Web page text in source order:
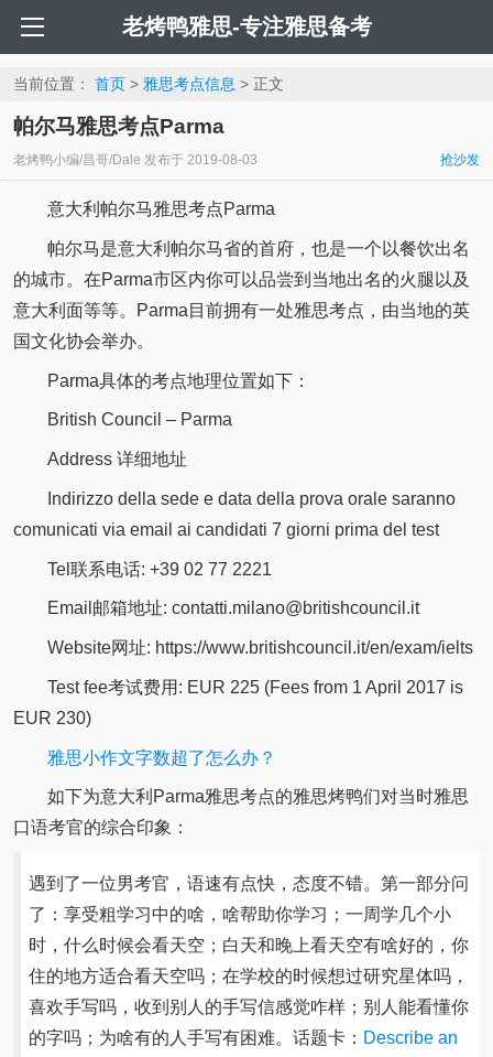
老烤鸭雅思-专注雅思备考
当前位置： 首页> 雅思考点信息 > 正文
帕尔马雅思考点Parma
老烤鸭小编/昌哥/Dale 发布于 2019-08-03 抢沙发
意大利帕尔马雅思考点Parma
帕尔马是意大利帕尔马省的首府，也是一个以餐饮出名
的城市。在Parma市区内你可以品尝到当地出名的火腿以及
意大利面等等。Parma目前拥有一处雅思考点，由当地的英
国文化协会举办。
Parma具体的考点地理位置如下：
British Council – Parma
Address 详细地址
Indirizzo della sede e data della prova orale saranno
comunicati via email ai candidati 7 giorni prima del test
Tel联系电话: +39 02 77 2221
Email邮箱地址: contatti.milano@britishcouncil.it
Website网址: https://www.britishcouncil.it/en/exam/ielts
Test fee考试费用: EUR 225 (Fees from 1 April 2017 is
EUR 230)
雅思小作文字数超了怎么办？
如下为意大利Parma雅思考点的雅思烤鸭们对当时雅思
口语考官的综合印象：
遇到了一位男考官，语速有点快，态度不错。第一部分问
了：享受粗学习中的啥，啥帮助你学习；一周学几个小
时，什么时候会看天空；白天和晚上看天空有啥好的，你
住的地方适合看天空吗；在学校的时候想过研究星体吗，
喜欢手写吗，收到别人的手写信感觉咋样；别人能看懂你
的字吗；为啥有的人手写有困难。话题卡： Describe an